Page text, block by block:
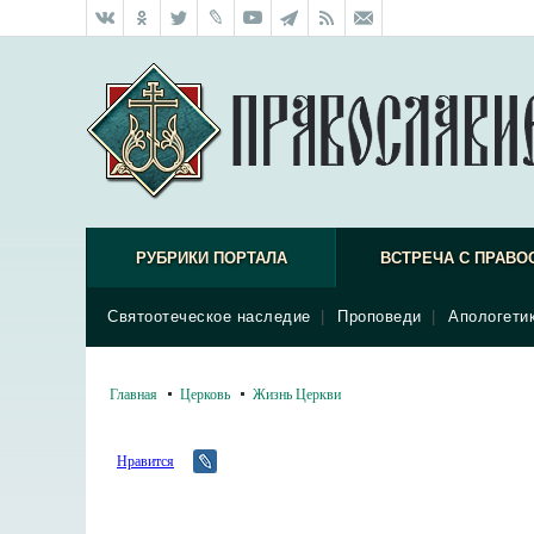
РУБРИКИ ПОРТАЛА ВСТРЕЧА С
Святоотеческое наследие Проповеди
Главная Церковь Жизнь Церкви
Нравится